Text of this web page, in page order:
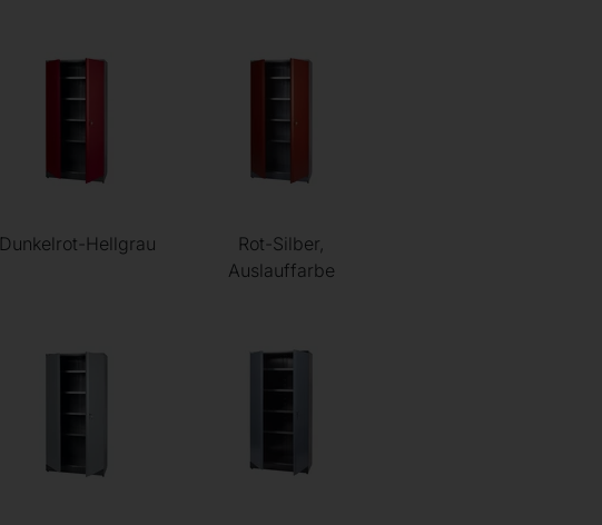
Dunkelrot-Hellgrau
Rot-Silber,
Auslauffarbe